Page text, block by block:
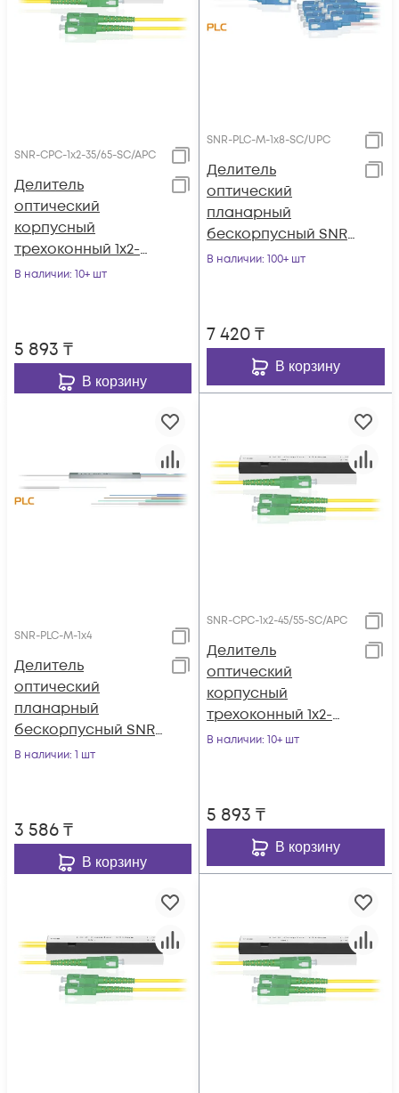
SNR-CPC-1x2-35/65-SC/APC
Делитель
оптический
корпусный
трехоконный 1х2-
35/65 SC/APC
В наличии: 10+ шт
5 893 ₸
В корзину
SNR-PLC-M-1x8-SC/UPC
Делитель
оптический
планарный
бескорпусный SNR-
PLC-M-1x8-SC/UPC
В наличии: 100+ шт
7 420₸
В корзину
SNR-PLC-M-1x4
Делитель
оптический
планарный
бескорпусный SNR-
PLC-M-1x4
В наличии: 1 шт
3 586₸
В корзину
SNR-CPC-1x2-45/55-SC/APC
Делитель
оптический
корпусный
трехоконный 1х2-
45/55 SC/APC
В наличии: 10+ шт
5 893 ₸
В корзину